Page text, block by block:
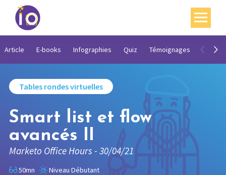
Vos enjeux
Académie
Ressources
Agenda
Article E-books Infographies Quiz Témoignages Vidéos
Tables rondes virtuelles
Smart list et flow
avancés II
Marketo Office Hours - 30/04/21
50mn Niveau Débutant